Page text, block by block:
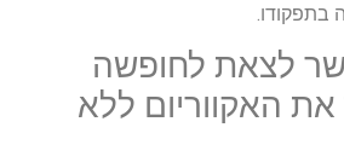
בתפקודו.
לצאת לחופשה
את האקווריום ללא